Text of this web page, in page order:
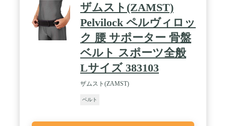
ザムスト(ZAMST)
Pelvilock ペルヴィロッ
ク 腰 サポーター 骨盤
ベルト スポーツ全般
Lサイズ 383103
ザムスト(ZAMST)
ベルト